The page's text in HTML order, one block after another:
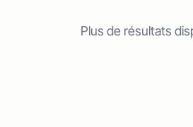
Plus de résultats